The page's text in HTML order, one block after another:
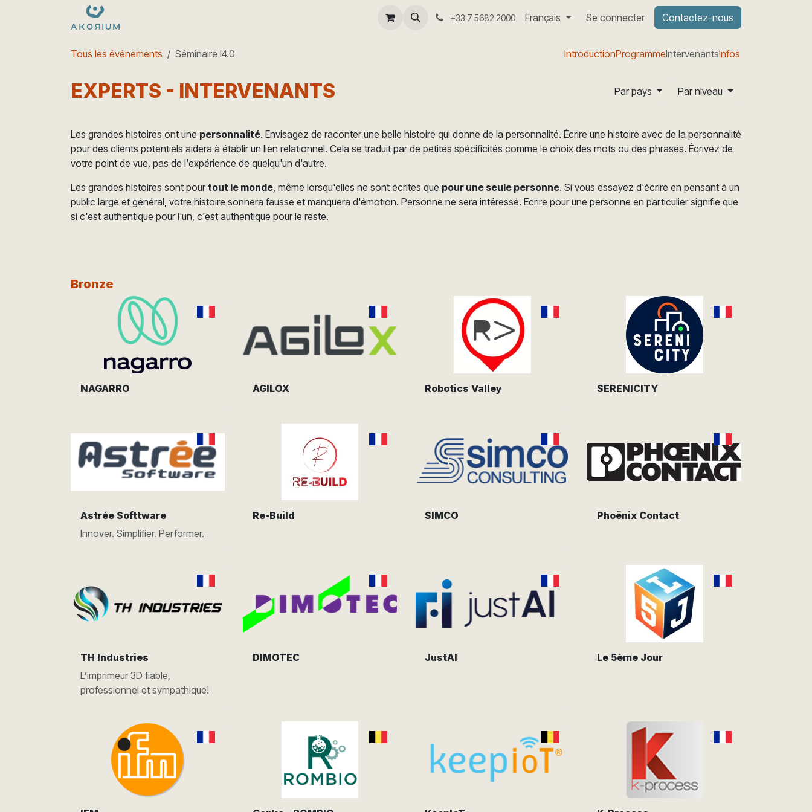
Se rendre au contenu
Aide +33 7 5682 2000 Français Se connecter Contactez-nous
Tous les événements Séminaire I4.0 IntroductionProgrammeIntervenantsInfos
EXPERTS - INTERVENANTS Par pays Par niveau
Les grandes histoires ont une personnalité. Envisagez de raconter une belle histoire qui donne de la personnalité. Écrire une histoire avec de la personnalité
pour des clients potentiels aidera à établir un lien relationnel. Cela se traduit par de petites spécificités comme le choix des mots ou des phrases. Écrivez de
votre point de vue, pas de l'expérience de quelqu'un d'autre.
Les grandes histoires sont pour tout le monde, même lorsqu'elles ne sont écrites que pour une seule personne. Si vous essayez d'écrire en pensant à un
public large et général, votre histoire sonnera fausse et manquera d'émotion. Personne ne sera intéressé. Ecrire pour une personne en particulier signifie que
si c'est authentique pour l'un, c'est authentique pour le reste.
Bronze
NAGARRO AGILOX Robotics Valley SERENICITY
Astrée Softtware
Innover. Simplifier. Performer.
Re-Build SIMCO Phoënix Contact
TH Industries
L’imprimeur 3D fiable,
professionnel et sympathique!
DIMOTEC JustAI Le 5ème Jour